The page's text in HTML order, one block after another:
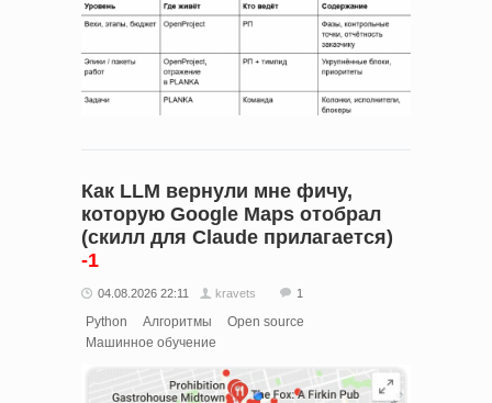
Как LLM вернули мне фичу,
которую Google Maps отобрал
(скилл для Claude прилагается)
-1
04.08.2026 22:11 kravets 1
Python Алгоритмы
Open source
Машинное обучение